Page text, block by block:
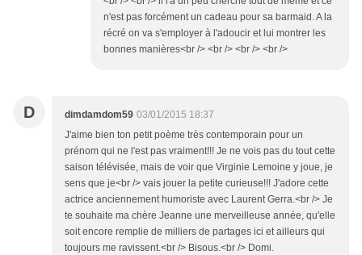
n'est pas forcément un cadeau pour sa barmaid. A la
récré on va s'employer à l'adoucir et lui montrer les
bonnes manières<br /> <br /> <br /> <br />
D dimdamdom59 03/01/2015 18:37
J'aime bien ton petit poème très contemporain pour un
prénom qui ne l'est pas vraiment!!! Je ne vois pas du tout cette
saison télévisée, mais de voir que Virginie Lemoine y joue, je
sens que je<br /> vais jouer la petite curieuse!!! J'adore cette
actrice anciennement humoriste avec Laurent Gerra.<br /> Je
te souhaite ma chère Jeanne une merveilleuse année, qu'elle
soit encore remplie de milliers de partages ici et ailleurs qui
toujours me ravissent.<br /> Bisous.<br /> Domi.